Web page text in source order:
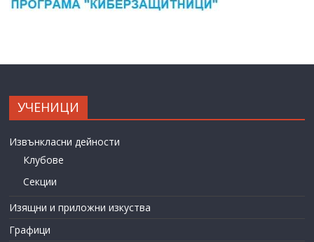
УЧЕНИЦИ
Извънкласни дейности
Клубове
Секции
Изящни и приложни изкуства
Графици